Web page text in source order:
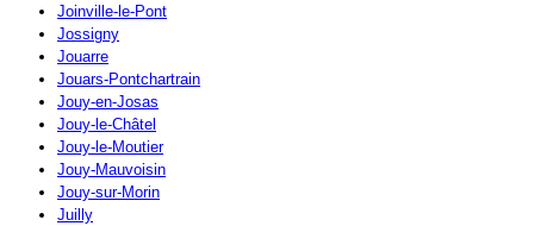
Joinville-le-Pont
Jossigny
Jouarre
Jouars-Pontchartrain
Jouy-en-Josas
Jouy-le-Châtel
Jouy-le-Moutier
Jouy-Mauvoisin
Jouy-sur-Morin
Juilly